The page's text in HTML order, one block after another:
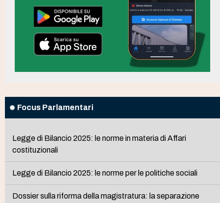
Focus Parlamentari
Legge di Bilancio 2025: le norme in materia di Affari
costituzionali
Legge di Bilancio 2025: le norme per le politiche sociali
Dossier sulla riforma della magistratura: la separazione